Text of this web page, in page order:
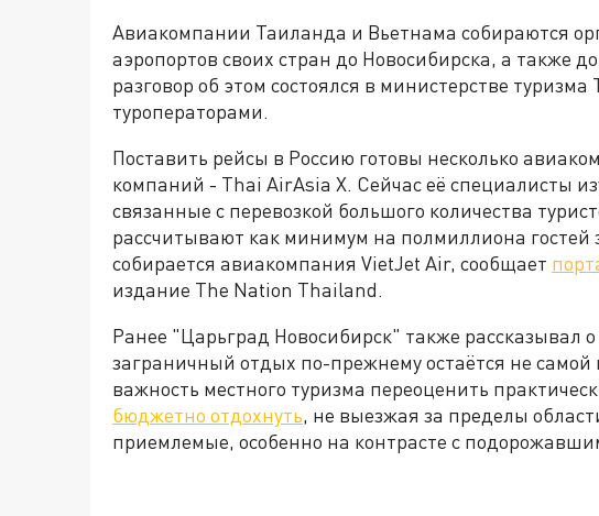
Авиакомпании Таиланда и Вьетнама собираются
аэропортов своих стран до Новосибирска, а также
разговор об этом состоялся в министерстве
туроператорами.
Поставить рейсы в Россию готовы несколько
компаний - Thai AirAsia X. Сейчас её специалисты
связанные с перевозкой большого количества
рассчитывают как минимум на полмиллиона гостей
собирается авиакомпания VietJet Air, сообщает
издание The Nation Thailand.
Ранее "Царьград Новосибирск" также рассказывал о
заграничный отдых по-прежнему остаётся не самой
важность местного туризма переоценить
бюджетно отдохнуть, не выезжая за пределы
приемлемые, особенно на контрасте с